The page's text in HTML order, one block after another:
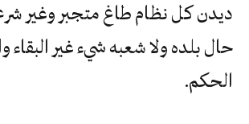
ديدن كل نظام طاغ متجبر وغير
حال بلده ولا شعبه شيء غير البقاء
الحكم.